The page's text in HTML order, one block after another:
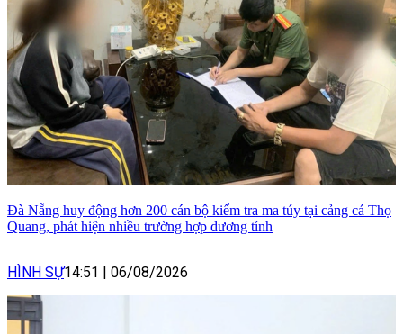
Đà Nẵng huy động hơn 200 cán bộ kiểm tra ma túy tại cảng cá Thọ
Quang, phát hiện nhiều trường hợp dương tính
HÌNH SỰ14:51 06/08/2026